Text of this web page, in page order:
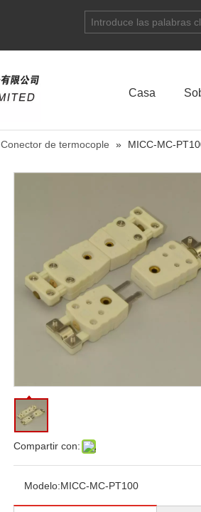
Casa
Conector de termocople » MICC-MC-
Compartir con:
Modelo:MICC-MC-PT100